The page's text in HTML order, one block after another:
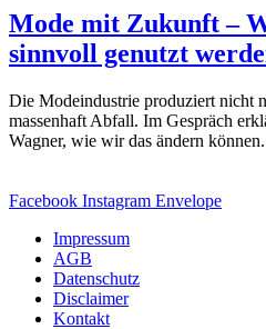
Mode mit Zukunft –
sinnvoll genutzt
Die Modeindustrie produziert nicht
massenhaft Abfall. Im Gespräch
Wagner, wie wir das ändern können.
Facebook Instagram Envelope
Impressum
AGB
Datenschutz
Disclaimer
Kontakt